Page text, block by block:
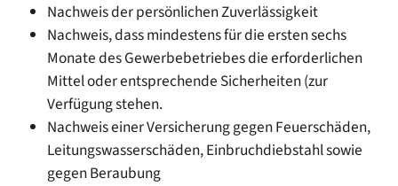
Nachweis der persönlichen Zuverlässigkeit
Nachweis, dass mindestens für die ersten sechs
Monate des Gewerbebetriebes die erforderlichen
Mittel oder entsprechende Sicherheiten (zur
Verfügung stehen.
Nachweis einer Versicherung gegen Feuerschäden,
Leitungswasserschäden, Einbruchdiebstahl sowie
gegen Beraubung